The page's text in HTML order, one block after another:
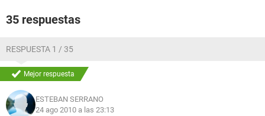
35 respuestas
RESPUESTA 1 / 35
Mejor respuesta
ESTEBAN SERRANO
24 ago 2010 a las 23:13